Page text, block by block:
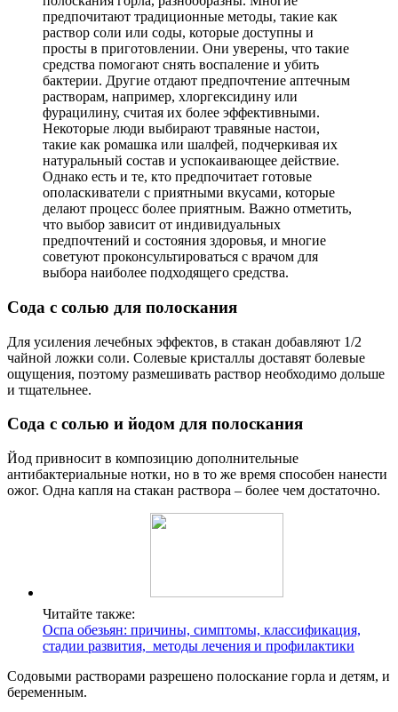
предпочитают традиционные методы, такие как
раствор соли или соды, которые доступны и
просты в приготовлении. Они уверены, что такие
средства помогают снять воспаление и убить
бактерии. Другие отдают предпочтение аптечным
растворам, например, хлоргексидину или
фурацилину, считая их более эффективными.
Некоторые люди выбирают травяные настои,
такие как ромашка или шалфей, подчеркивая их
натуральный состав и успокаивающее действие.
Однако есть и те, кто предпочитает готовые
ополаскиватели с приятными вкусами, которые
делают процесс более приятным. Важно отметить,
что выбор зависит от индивидуальных
предпочтений и состояния здоровья, и многие
советуют проконсультироваться с врачом для
выбора наиболее подходящего средства.
Сода с солью для полоскания
Для усиления лечебных эффектов, в стакан добавляют 1/2
чайной ложки соли. Солевые кристаллы доставят болевые
ощущения, поэтому размешивать раствор необходимо дольше
и тщательнее.
Сода с солью и йодом для полоскания
Йод привносит в композицию дополнительные
антибактериальные нотки, но в то же время способен нанести
ожог. Одна капля на стакан раствора – более чем достаточно.
Читайте также:
Оспа обезьян: причины, симптомы, классификация,
стадии развития, методы лечения и профилактики
Содовыми растворами разрешено полоскание горла и детям, и
беременным.